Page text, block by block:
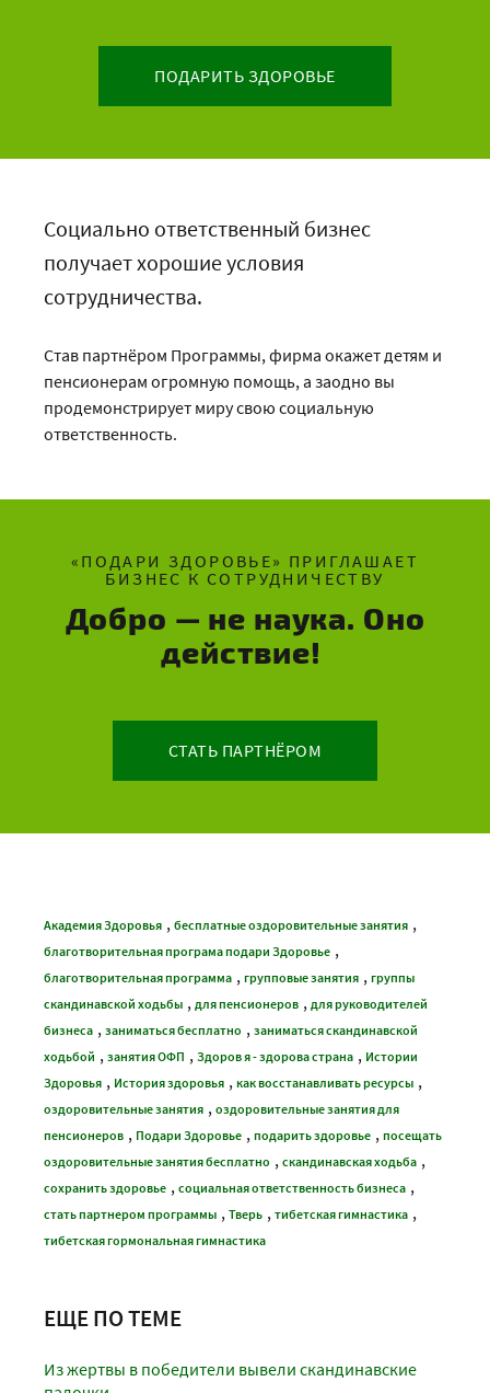
ПОДАРИТЬ ЗДОРОВЬЕ
Социально ответственный бизнес
получает хорошие условия
сотрудничества.
Став партнёром Программы, фирма окажет детям и
пенсионерам огромную помощь, а заодно вы
продемонстрирует миру свою социальную
ответственность.
«ПОДАРИ ЗДОРОВЬЕ» ПРИГЛАШАЕТ
БИЗНЕС К СОТРУДНИЧЕСТВУ
Добро — не наука. Оно
действие!
СТАТЬ ПАРТНЁРОМ
Академия Здоровья , бесплатные оздоровительные занятия ,
благотворительная програма подари Здоровье ,
благотворительная программа , групповые занятия , группы
скандинавской ходьбы , для пенсионеров , для руководителей
бизнеса , заниматься бесплатно , заниматься скандинавской
ходьбой , занятия ОФП , Здоров я - здорова страна , Истории
Здоровья , История здоровья , как восстанавливать ресурсы ,
оздоровительные занятия , оздоровительные занятия для
пенсионеров , Подари Здоровье , подарить здоровье , посещать
оздоровительные занятия бесплатно , скандинавская ходьба ,
сохранить здоровье , социальная ответственность бизнеса ,
стать партнером программы , Тверь , тибетская гимнастика ,
тибетская гормональная гимнастика
ЕЩЕ ПО ТЕМЕ
Из жертвы в победители вывели скандинавские